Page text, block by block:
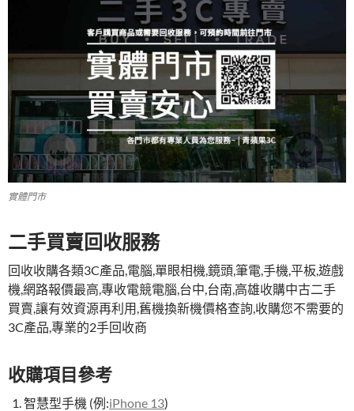
實體門市
二手買賣回收服務
回收收購各類3C產品,電腦,單眼相機,鏡頭,筆電,手機,平板,遊戲
機,網路報價最高,專收電競電腦,台中,台南,高雄收購中古二手
買賣,讓有效資源再利用,舊機換新機價格查詢,收購您不需要的
3C產品,專業的2手回收商
收購項目參考
智慧型手機 (例:iPhone 13)